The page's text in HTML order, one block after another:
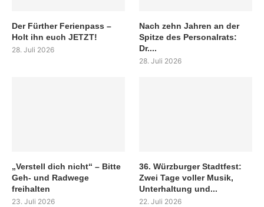
Der Fürther Ferienpass –
Holt ihn euch JETZT!
28. Juli 2026
Nach zehn Jahren an der
Spitze des Personalrats:
Dr....
28. Juli 2026
„Verstell dich nicht“ – Bitte
Geh- und Radwege
freihalten
23. Juli 2026
36. Würzburger Stadtfest:
Zwei Tage voller Musik,
Unterhaltung und...
22. Juli 2026